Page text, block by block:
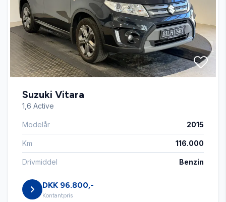
Kørecomputer
Lygtevasker
Læderrat
Lædersæder
Splitbagsæder
Sædevarme
Suzuki Vitara
1,6 Active
Modelår 2015
Km 116.000
Drivmiddel Benzin
DKK 96.800,-
Kontantpris